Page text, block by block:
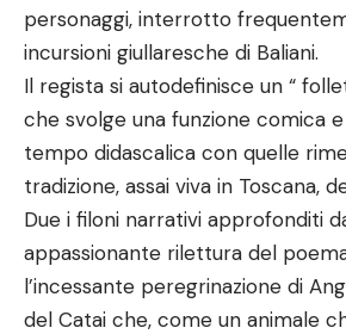
personaggi, interrotto
incursioni giullaresche di Baliani.
Il regista si autodefinisce un “
che svolge una funzione comica
tempo didascalica con quelle
tradizione, assai viva in Toscana,
Due i filoni narrativi approfonditi
appassionante rilettura del
l’incessante peregrinazione di
del Catai che, come un animale